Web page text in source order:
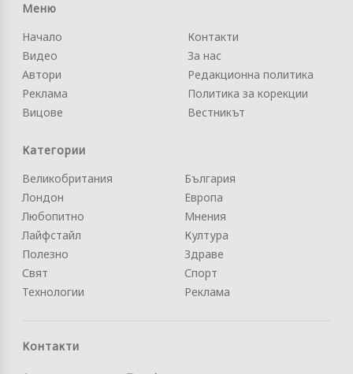
Меню
Начало
Видео
Автори
Реклама
Вицове
Контакти
За нас
Редакционна политика
Политика за корекции
Вестникът
Категории
Великобритания
Лондон
Любопитно
Лайфстайл
Полезно
Свят
Технологии
България
Европа
Мнения
Култура
Здраве
Спорт
Реклама
Контакти